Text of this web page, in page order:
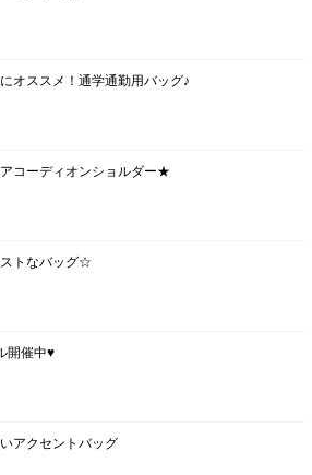
オススメ！通学通勤用バッグ♪
コーディオンショルダー★
トなバッグ☆
開催中♥
アクセントバッグ